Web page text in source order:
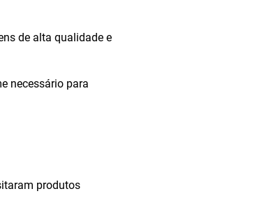
de alta qualidade e
necessário para
produtos